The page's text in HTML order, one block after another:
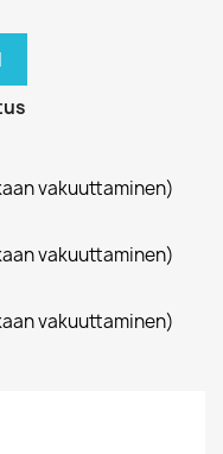
vakuuttaminen)
vakuuttaminen)
vakuuttaminen)